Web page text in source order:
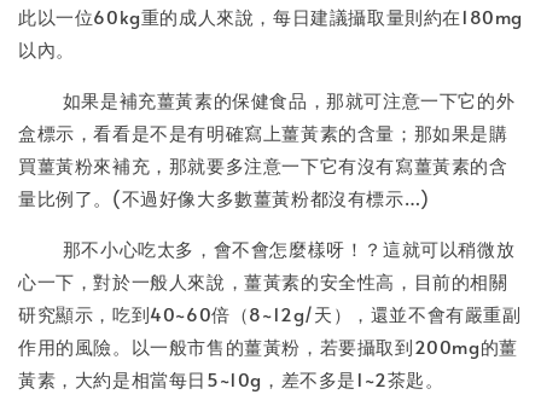
此以一位60kg重的成人來說，每日建議攝取量則約在180mg
以內。
如果是補充薑黃素的保健食品，那就可注意一下它的外
盒標示，看看是不是有明確寫上薑黃素的含量；那如果是購
買薑黃粉來補充，那就要多注意一下它有沒有寫薑黃素的含
量比例了。(不過好像大多數薑黃粉都沒有標示…)
那不小心吃太多，會不會怎麼樣呀！？這就可以稍微放
心一下，對於一般人來說，薑黃素的安全性高，目前的相關
研究顯示，吃到40~60倍（8~12g/天），還並不會有嚴重副
作用的風險。以一般市售的薑黃粉，若要攝取到200mg的薑
黃素，大約是相當每日5~10g，差不多是1~2茶匙。